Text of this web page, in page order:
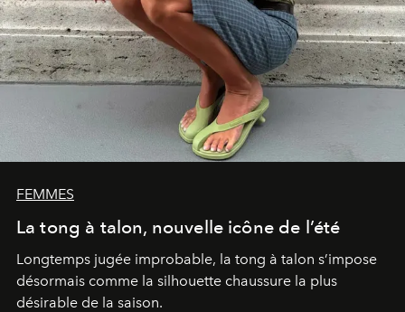
FEMMES
La tong à talon, nouvelle icône de l’été
Longtemps jugée improbable, la tong à talon s’impose
désormais comme la silhouette chaussure la plus
désirable de la saison.